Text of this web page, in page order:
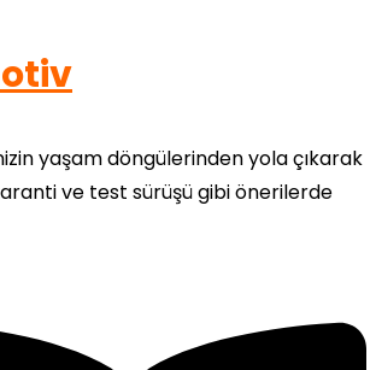
yaşam döngülerinden yola çıkarak
ve test sürüşü gibi önerilerde